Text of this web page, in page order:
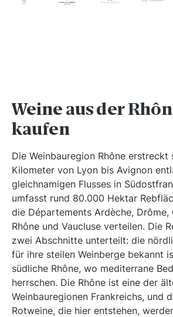
Weine aus der
kaufen
Die Weinbauregion Rhône erstreckt
Kilometer von Lyon bis Avignon
gleichnamigen Flusses in
umfasst rund 80.000 Hektar
die Départements Ardèche, Drôme,
Rhône und Vaucluse verteilen. Die
zwei Abschnitte unterteilt: die
für ihre steilen Weinberge bekannt
südliche Rhône, wo mediterrane
herrschen. Die Rhône ist eine der
Weinbauregionen Frankreichs, und
Rotweine, die hier entstehen,